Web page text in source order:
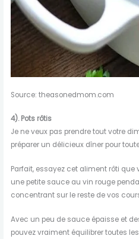
Source: theasonedmom.com
4). Pots rôtis
Je ne veux pas prendre tout votre
préparer un délicieux dîner pour
Parfait, essayez cet aliment rôti
une petite sauce au vin rouge
concentrant sur le reste de vos
Avec un peu de sauce épaisse et
pouvez vraiment équilibrer toutes